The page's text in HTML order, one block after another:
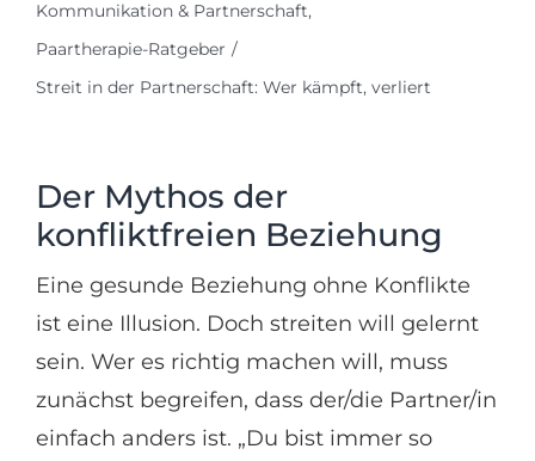
Kommunikation & Partnerschaft
Paartherapie-Ratgeber
Streit in der Partnerschaft: Wer kämpft, verliert
Der Mythos der
konfliktfreien Beziehung
Eine gesunde Beziehung ohne Konflikte
ist eine Illusion. Doch streiten will gelernt
sein. Wer es richtig machen will, muss
zunächst begreifen, dass der/die Partner/in
einfach anders ist. „Du bist immer so